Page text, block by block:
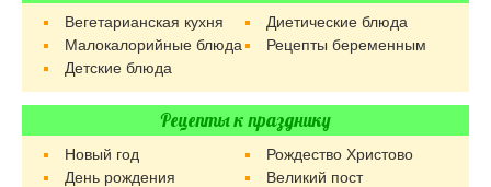
Вегетарианская кухня
Диетические блюда
Малокалорийные блюда
Рецепты беременным
Детские блюда
Рецепты к празднику
Новый год
Рождество Христово
День рождения
Великий пост